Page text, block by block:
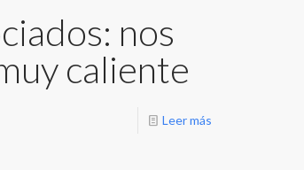
nos
caliente
Leer más